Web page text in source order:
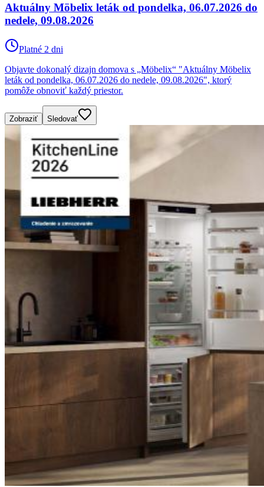
Aktuálny Möbelix leták od pondelka, 06.07.2026 do
nedele, 09.08.2026
Platné 2 dni
Objavte dokonalý dizajn domova s „Möbelix“ "Aktuálny Möbelix
leták od pondelka, 06.07.2026 do nedele, 09.08.2026", ktorý
pomôže obnoviť každý priestor.
Zobraziť Sledovať